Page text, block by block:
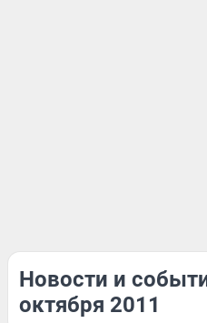
Новости и
октября 2011